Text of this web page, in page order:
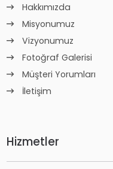
Hakkımızda
Misyonumuz
Vizyonumuz
Fotoğraf Galerisi
Müşteri Yorumları
İletişim
Hizmetler